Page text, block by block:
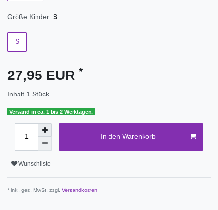
Größe Kinder: S
S
27,95 EUR *
Inhalt 1 Stück
Versand in ca. 1 bis 2 Werktagen.
In den Warenkorb
Wunschliste
* inkl. ges. MwSt. zzgl. Versandkosten